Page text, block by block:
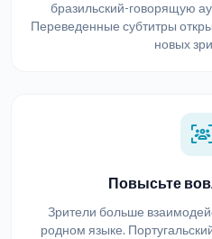
бразильский-говорящую
Переведенные субтитры
новых
Повысьте
Зрители больше
родном языке.